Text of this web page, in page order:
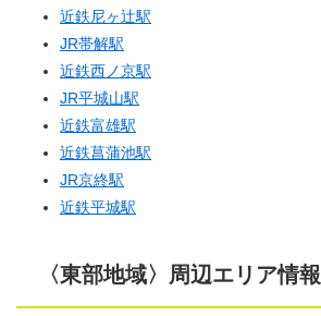
近鉄尼ヶ辻駅
JR帯解駅
近鉄西ノ京駅
JR平城山駅
近鉄富雄駅
近鉄菖蒲池駅
JR京終駅
近鉄平城駅
〈東部地域〉周辺エリア情報